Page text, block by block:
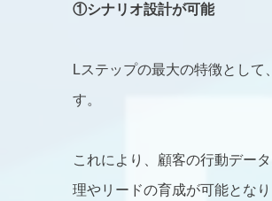
①シナリオ設計が可能
Lステップの最大の特徴とし
す。
これにより、顧客の行動デー
理やリードの育成が可能となり